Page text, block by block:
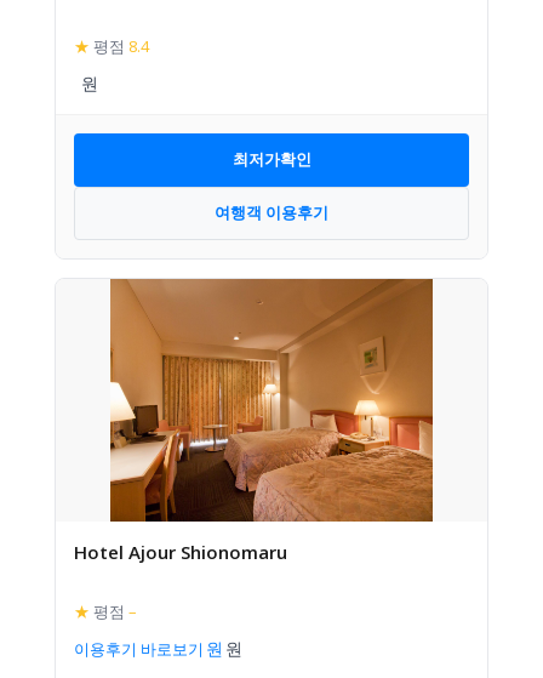
★ 평점 8.4
최저가확인
여행객 이용후기
Hotel Ajour Shionomaru
★ 평점 –
이용후기 바로보기